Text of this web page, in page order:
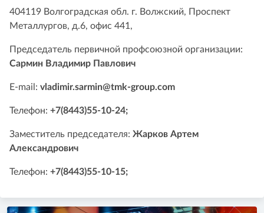
404119 Волгоградская обл. г. Волжский, Проспект
Металлургов, д.6, офис 441,
Председатель первичной профсоюзной организации:
Сармин Владимир Павлович
E-mail: vladimir.sarmin@tmk-group.com
Телефон: +7(8443)55-10-24;
Заместитель председателя: Жарков Артем
Александрович
Телефон: +7(8443)55-10-15;